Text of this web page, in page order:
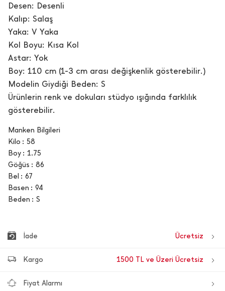
Desen: Desenli
Kalıp: Salaş
Yaka: V Yaka
Kol Boyu: Kısa Kol
Astar: Yok
Boy: 110 cm (1-3 cm arası değişkenlik gösterebilir.)
Modelin Giydiği Beden: S
Ürünlerin renk ve dokuları stüdyo ışığında farklılık
gösterebilir.
Manken Bilgileri
Kilo
58
Boy
1.75
Göğüs
86
Bel
67
Basen
94
Beden
S
İade Ücretsiz
Kargo 1500 TL ve Üzeri Ücretsiz
Fiyat Alarmı